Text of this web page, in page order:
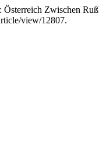
Zwischen
view/12807.